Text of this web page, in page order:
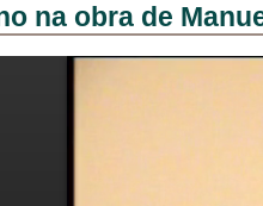
na obra de